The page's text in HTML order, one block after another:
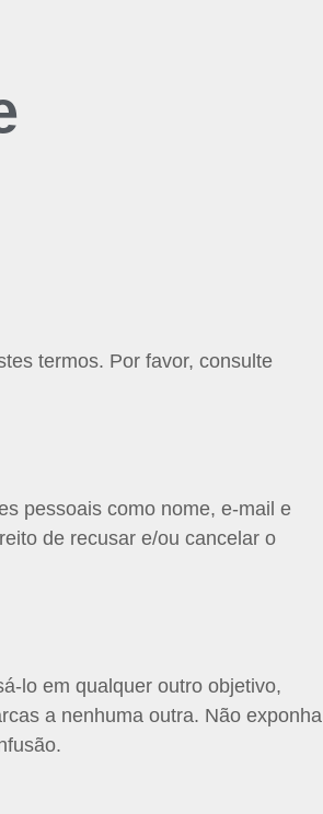
termos. Por favor, consulte
pessoais como nome, e-mail e
de recusar e/ou cancelar o
lo em qualquer outro objetivo,
a nenhuma outra. Não exponha